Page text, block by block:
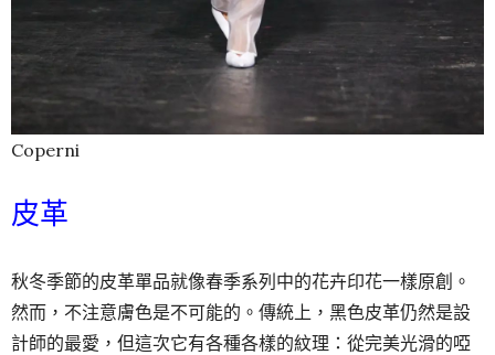
Coperni
皮革
秋冬季節的皮革單品就像春季系列中的花卉印花一樣原創。
然而，不注意膚色是不可能的。傳統上，黑色皮革仍然是設
計師的最愛，但這次它有各種各樣的紋理：從完美光滑的啞